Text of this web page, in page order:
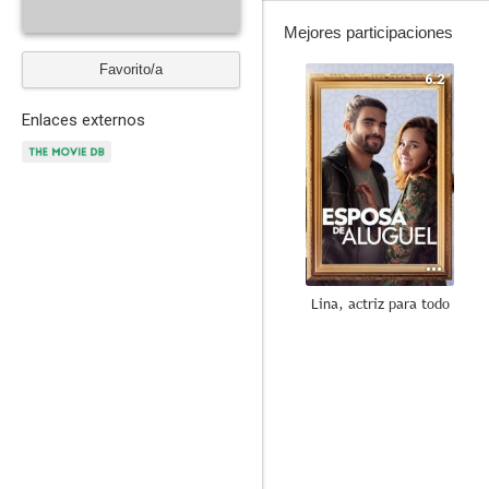
Favorito/a
Enlaces externos
Mejores participaciones
6.2
Lina, actriz para todo